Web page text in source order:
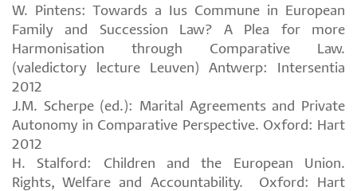
W. Pintens: Towards a Ius Commune in European
Family and Succession Law? A Plea for more
Harmonisation through Comparative Law.
(valedictory lecture Leuven) Antwerp: Intersentia
2012
J.M. Scherpe (ed.): Marital Agreements and Private
Autonomy in Comparative Perspective. Oxford: Hart
2012
H. Stalford: Children and the European Union.
Rights, Welfare and Accountability. Oxford: Hart